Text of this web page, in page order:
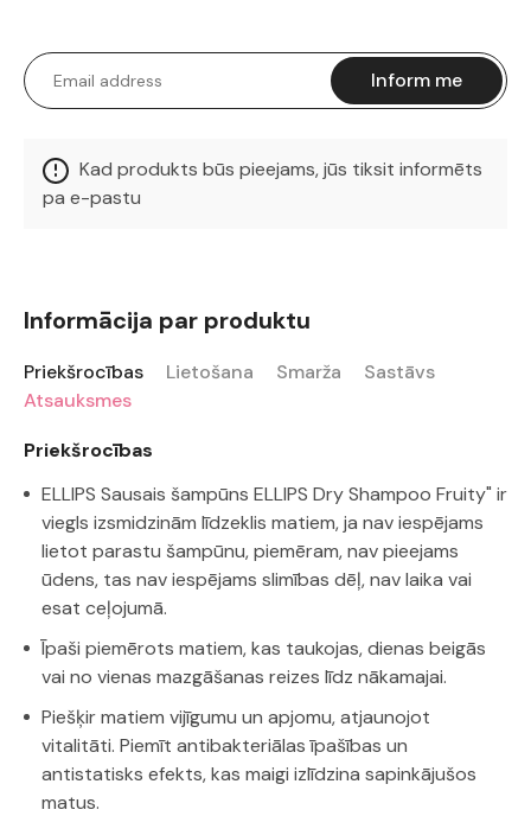
Inform me
Kad produkts būs pieejams, jūs tiksit informēts
pa e-pastu
Informācija par produktu
Priekšrocības Lietošana Smarža
Sastāvs
Atsauksmes
Priekšrocības
ELLIPS Sausais šampūns ELLIPS Dry Shampoo Fruity" ir
viegls izsmidzinām līdzeklis matiem, ja nav iespējams
lietot parastu šampūnu, piemēram, nav pieejams
ūdens, tas nav iespējams slimības dēļ, nav laika vai
esat ceļojumā.
Īpaši piemērots matiem, kas taukojas, dienas beigās
vai no vienas mazgāšanas reizes līdz nākamajai.
Piešķir matiem vijīgumu un apjomu, atjaunojot
vitalitāti. Piemīt antibakteriālas īpašības un
antistatisks efekts, kas maigi izlīdzina sapinkājušos
matus.